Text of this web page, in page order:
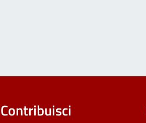
Contribuisci